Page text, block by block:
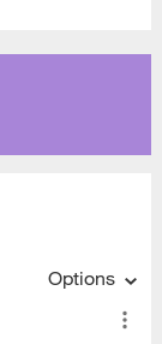
Options